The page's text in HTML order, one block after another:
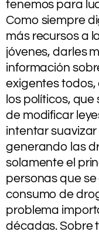
tenemos para
Como siempre
más recursos a
jóvenes, darles
información
exigentes todos,
los políticos, que
de modificar
intentar
generando las
solamente el
personas que
consumo de
problema
décadas. Sobre